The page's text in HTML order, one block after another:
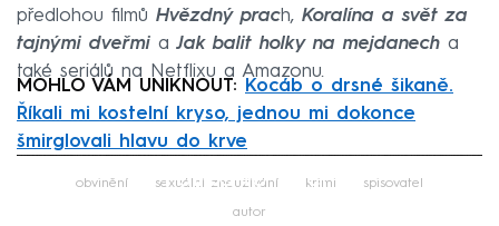
předlohou filmů Hvězdný prach, Koralína a svět za
tajnými dveřmi aJak balit holky na mejdanech a
také seriálů na Netflixu a Amazonu.
MOHLO VÁM UNIKNOUT:
Kocáb o drsné šikaně.
Říkali mi kostelní kryso, jednou mi dokonce
šmirglovali hlavu do krve
Failed to fetch
obvinění sexuální zneužívání krimi spisovatel
autor